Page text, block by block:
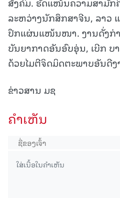
ລະຫວ່າງນັກສຶກສາຈີນ, ລາວ
ປຶກແຜ່ນແໜ້ນໜາ. ງານດັ່ງກ່າ
ບັນຍາກາດອັນອົບອຸ່ນ, ເບີກ ບ
ດ້ວຍໄມຕີຈິດມິດຕະພາບອັນດີງ
ຂ່າວສານ ມຊ
ຄໍາເຫັນ